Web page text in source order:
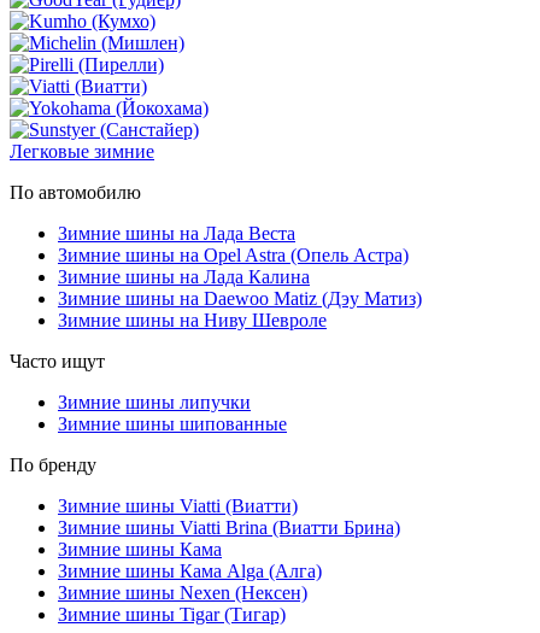
Легковые зимние
По автомобилю
Зимние шины на Лада Веста
Зимние шины на Opel Astra (Опель Астра)
Зимние шины на Лада Калина
Зимние шины на Daewoo Matiz (Дэу Матиз)
Зимние шины на Ниву Шевроле
Часто ищут
Зимние шины липучки
Зимние шины шипованные
По бренду
Зимние шины Viatti (Виатти)
Зимние шины Viatti Brina (Виатти Брина)
Зимние шины Кама
Зимние шины Кама Alga (Алга)
Зимние шины Nexen (Нексен)
Зимние шины Tigar (Тигар)